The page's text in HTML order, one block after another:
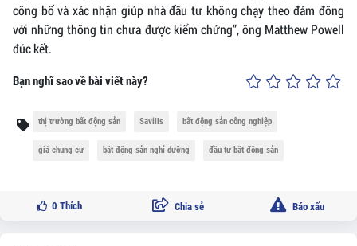
công bố và xác nhận giúp nhà đầu tư không chạy theo đám đông
với những thông tin chưa được kiểm chứng”, ông Matthew Powell
đúc kết.
Bạn nghĩ sao về bài viết này?
thị trường bất động sản Savills bất động sản công nghiệp
giá chung cư bất động sản nghỉ dưỡng đầu tư bất động sản
0 Thích Chia sẻ Báo xấu